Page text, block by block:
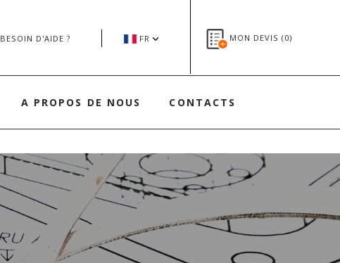
BESOIN D'AIDE ? FR MON DEVIS (0)
A PROPOS DE NOUS CONTACTS